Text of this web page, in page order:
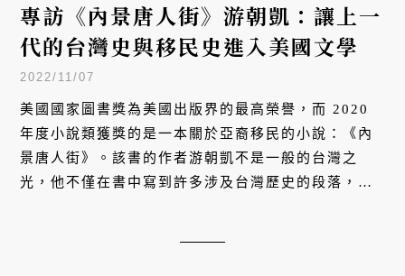
專訪《內景唐人街》游朝凱：讓上一
代的台灣史與移民史進入美國文學
2022/11/07
美國國家圖書獎為美國出版界的最高榮譽，而 2020
年度小說類獲獎的是一本關於亞裔移民的小說：《內
景唐人街》。該書的作者游朝凱不是一般的台灣之
光，他不僅在書中寫到許多涉及台灣歷史的段落，並